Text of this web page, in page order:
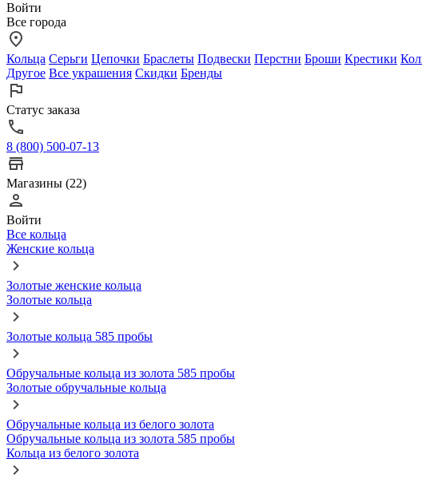
Войти
Все города
Кольца Серьги Цепочки Браслеты Подвески Перстни Броши Крестики
Другое Все украшения Скидки Бренды
Статус заказа
8 (800) 500-07-13
Магазины (22)
Войти
Все кольца
Женские кольца
Золотые женские кольца
Золотые кольца
Золотые кольца 585 пробы
Обручальные кольца из золота 585 пробы
Золотые обручальные кольца
Обручальные кольца из белого золота
Обручальные кольца из золота 585 пробы
Кольца из белого золота